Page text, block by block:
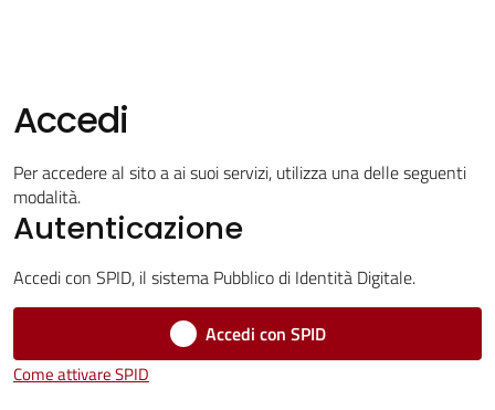
Menu selezionato
Servizi
Vivere
Castel
Accedi
Per accedere al sito a ai suoi servizi, utilizza una delle seguenti
modalità.
Autenticazione
Accedi con SPID, il sistema Pubblico di Identità Digitale.
Accedi con SPID
Come attivare SPID